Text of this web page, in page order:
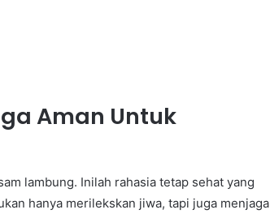
Aman Untuk
lambung. Inilah rahasia tetap sehat yang
hanya merilekskan jiwa, tapi juga menjaga